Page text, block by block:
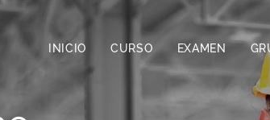
INICIO CURSO EXAMEN